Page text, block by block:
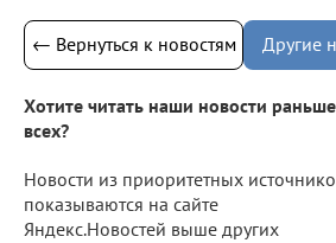
← Вернуться к новостям Другие
Хотите читать наши новости раньше
всех?
Новости из приоритетных
показываются на сайте
Яндекс.Новостей выше других